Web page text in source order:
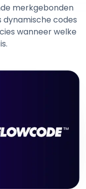
merkgebonden
dynamische codes
wanneer welke